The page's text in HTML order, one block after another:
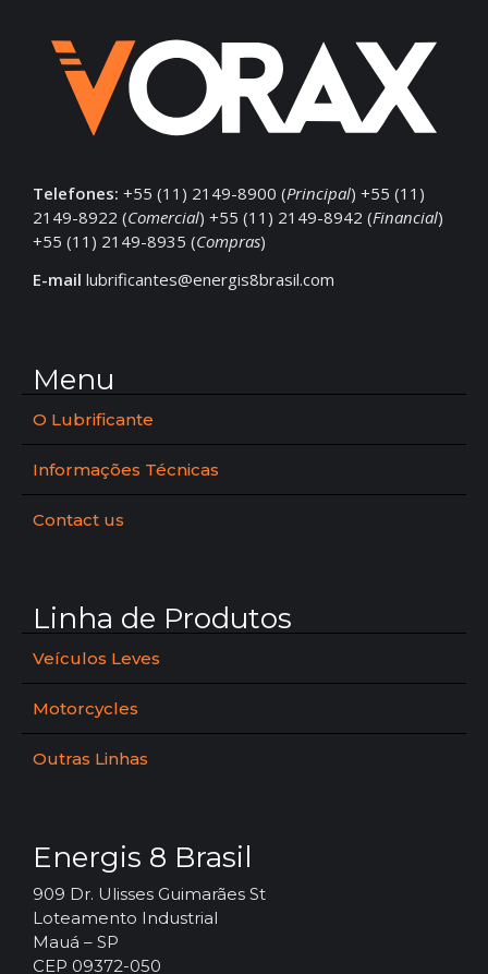
Telefones: +55 (11) 2149-8900 (Principal) +55 (11)
2149-8922 (Comercial) +55 (11) 2149-8942 (Financial)
+55 (11) 2149-8935 (Compras)
E-mail lubrificantes@energis8brasil.com
Menu
O Lubrificante
Informações Técnicas
Contact us
Linha de Produtos
Veículos Leves
Motorcycles
Outras Linhas
Energis 8 Brasil
909 Dr. Ulisses Guimarães St
Loteamento Industrial
Mauá – SP
CEP 09372-050